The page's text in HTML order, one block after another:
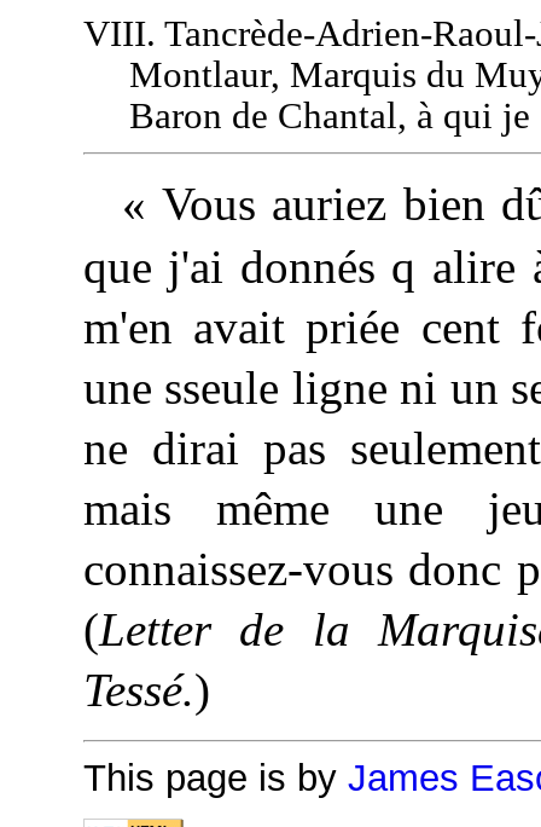
VIII. Tancrède-Adrien-
Montlaur, Marquis du
Baron de Chantal, à qui je
« Vous auriez bien
que j'ai donnés q alire
m'en avait priée cent
une sseule ligne ni un
ne dirai pas
mais même une
connaissez-vous donc
(Letter de la
Tessé.)
This page is by James